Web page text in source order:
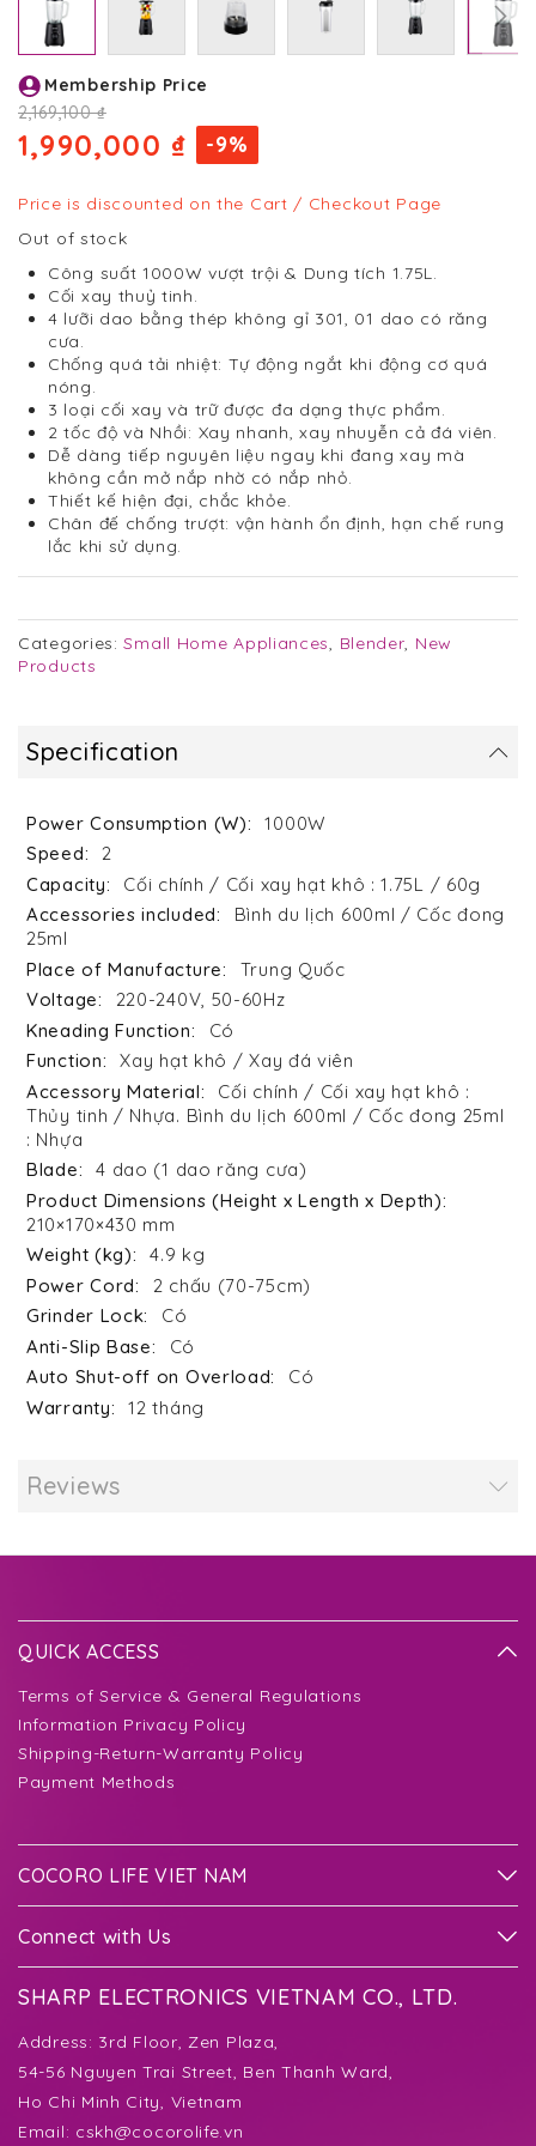
to
the
beginning
of
images
Membership Price
2,169,100 ₫
1,990,000 ₫ -9%
Price is discounted on the Cart / Checkout Page
Out of stock
Công suất 1000W vượt trội & Dung tích 1.75L.
Cối xay thuỷ tinh.
4 lưỡi dao bằng thép không gỉ 301, 01 dao có răng
cưa.
Chống quá tải nhiệt: Tự động ngắt khi động cơ quá
nóng.
3 loại cối xay và trữ được đa dạng thực phẩm.
2 tốc độ và Nhồi: Xay nhanh, xay nhuyễn cả đá viên.
Dễ dàng tiếp nguyên liệu ngay khi đang xay mà
không cần mở nắp nhờ có nắp nhỏ.
Thiết kế hiện đại, chắc khỏe.
Chân đế chống trượt: vận hành ổn định, hạn chế rung
lắc khi sử dụng.
Categories:Small Home Appliances, Blender, New
Products
Specification
1000W
2
Cối chính / Cối xay hạt khô : 1.75L / 60g
Bình du lịch 600ml / Cốc đong
25ml
Trung Quốc
220-240V, 50-60Hz
Có
Xay hạt khô / Xay đá viên
Cối chính / Cối xay hạt khô :
Thủy tinh / Nhựa. Bình du lịch 600ml / Cốc đong 25ml
: Nhựa
4 dao (1 dao răng cưa)
210×170×430 mm
4.9 kg
2 chấu (70-75cm)
Có
Có
Có
12 tháng
Reviews
QUICK ACCESS
Terms of Service & General Regulations
Information Privacy Policy
Shipping-Return-Warranty Policy
Payment Methods
COCORO LIFE VIET NAM
Connect with Us
SHARP ELECTRONICS VIETNAM CO., LTD.
Address: 3rd Floor, Zen Plaza,
54-56 Nguyen Trai Street, Ben Thanh Ward,
Ho Chi Minh City, Vietnam
Email: cskh@cocorolife.vn